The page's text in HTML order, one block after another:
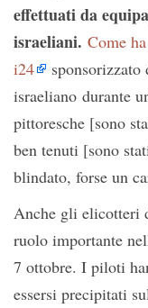
effettuati da
israeliani. Come
i24
israeliano durante
pittoresche [sono
ben tenuti [sono
blindato, forse un
Anche gli elicotteri
ruolo importante
7 ottobre. I piloti
essersi precipitati